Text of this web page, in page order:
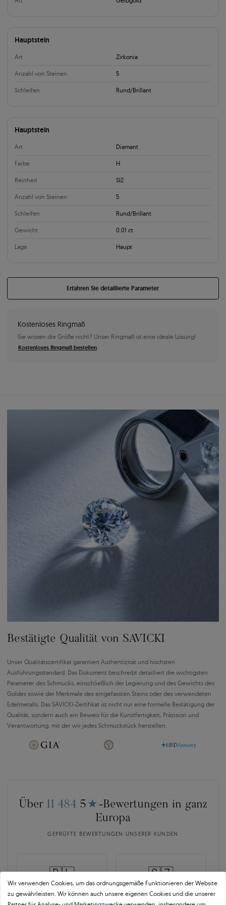
Hauptstein
Art Zirkonia
Anzahl von Steinen 5
Schleifen Rund/Brillant
Hauptstein
Art Diamant
Farbe H
Reinheit SI2
Anzahl von Steinen 5
Schleifen Rund/Brillant
Gewicht 0.01 ct
Lage Haupt
Erfahren Sie detaillierte Parameter
Kostenloses Ringmaß
Sie wissen die Größe nicht? Unser Ringmaß ist eine ideale Lösung!
Kostenloses Ringmaß bestellen
Bestätigte Qualität von SAVICKI
Unser Qualitätszertifikat garantiert Authentizität und höchsten
Ausführungsstandard. Das Dokument beschreibt detailliert die wichtigsten
Parameter des Schmucks, einschließlich der Legierung und des Gewichts des
Goldes sowie der Merkmale des eingefassten Steins oder des verwendeten
Edelmetalls. Das SAVICKI-Zertifikat ist nicht nur eine formelle Bestätigung der
Qualität, sondern auch ein Beweis für die Kunstfertigkeit, Präzision und
Verantwortung, mit der wir jedes Schmuckstück herstellen.
Über 11 484 5 ★ -Bewertungen in ganz
Europa
GEPRÜFTE BEWERTUNGEN UNSERER KUNDEN
🇵🇱 🇨🇿
Wir verwenden Cookies, um das ordnungsgemäße Funktionieren der Website
zu gewährleisten. Wir können auch unsere eigenen Cookies und die unserer